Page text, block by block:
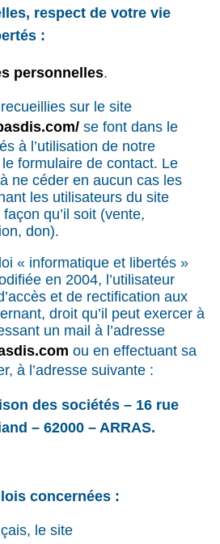
respect de votre vie
:
personnelles.
sur le site
se font dans le
à l’utilisation de notre
formulaire de contact. Le
ne céder en aucun cas les
les utilisateurs du site
qu’il soit (vente,
don).
« informatique et libertés »
en 2004, l’utilisateur
et de rectification aux
droit qu’il peut exercer à
un mail à l’adresse
ou en effectuant sa
à l’adresse suivante :
des sociétés – 16 rue
– 62000 – ARRAS.
concernées :
le site